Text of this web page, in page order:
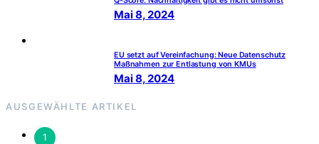
Mai 8, 2024
EU setzt auf Vereinfachung: Neue Datenschutz
Maßnahmen zur Entlastung von KMUs
Mai 8, 2024
AUSGEWÄHLTE ARTIKEL
1